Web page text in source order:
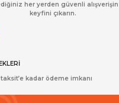
her yerden güvenli alışverişin
keyfini çıkarın.
kadar ödeme imkanı